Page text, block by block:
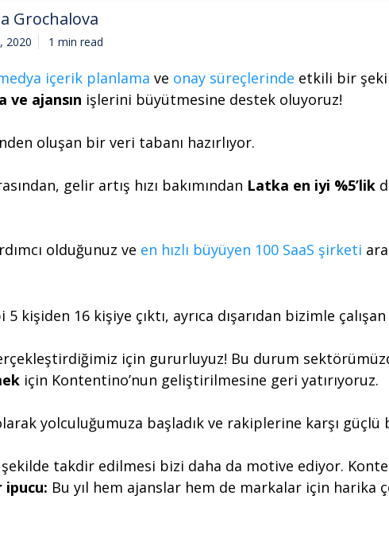
Grochalova
2020 1 min read
içerik planlama ve onay süreçlerinde etkili bir
ve ajansın işlerini büyütmesine destek oluyoruz!
oluşan bir veri tabanı hazırlıyor.
gelir artış hızı bakımından Latka en iyi %5’lik
olduğunuz ve en hızlı büyüyen 100 SaaS şirketi
5 kişiden 16 kişiye çıktı, ayrıca dışarıdan bizimle
için gururluyuz! Bu durum
için Kontentino’nun geliştirilmesine geri yatırıyoruz.
yolculuğumuza başladık ve rakiplerine karşı
bu şekilde takdir edilmesi bizi daha da motive ediyor.
ipucu: Bu yıl hem ajanslar hem de markalar için harika